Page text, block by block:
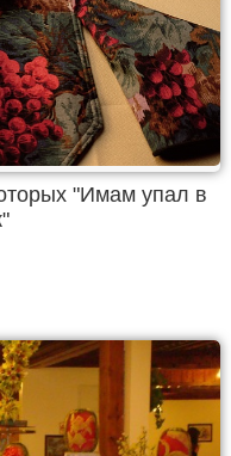
"Имам упал в